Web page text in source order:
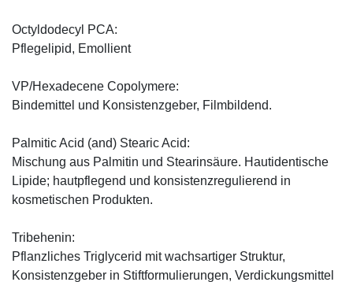
Octyldodecyl PCA:
Pflegelipid, Emollient
VP/Hexadecene Copolymere:
Bindemittel und Konsistenzgeber, Filmbildend.
Palmitic Acid (and) Stearic Acid:
Mischung aus Palmitin und Stearinsäure. Hautidentische
Lipide; hautpflegend und konsistenzregulierend in
kosmetischen Produkten.
Tribehenin:
Pflanzliches Triglycerid mit wachsartiger Struktur,
Konsistenzgeber in Stiftformulierungen, Verdickungsmittel